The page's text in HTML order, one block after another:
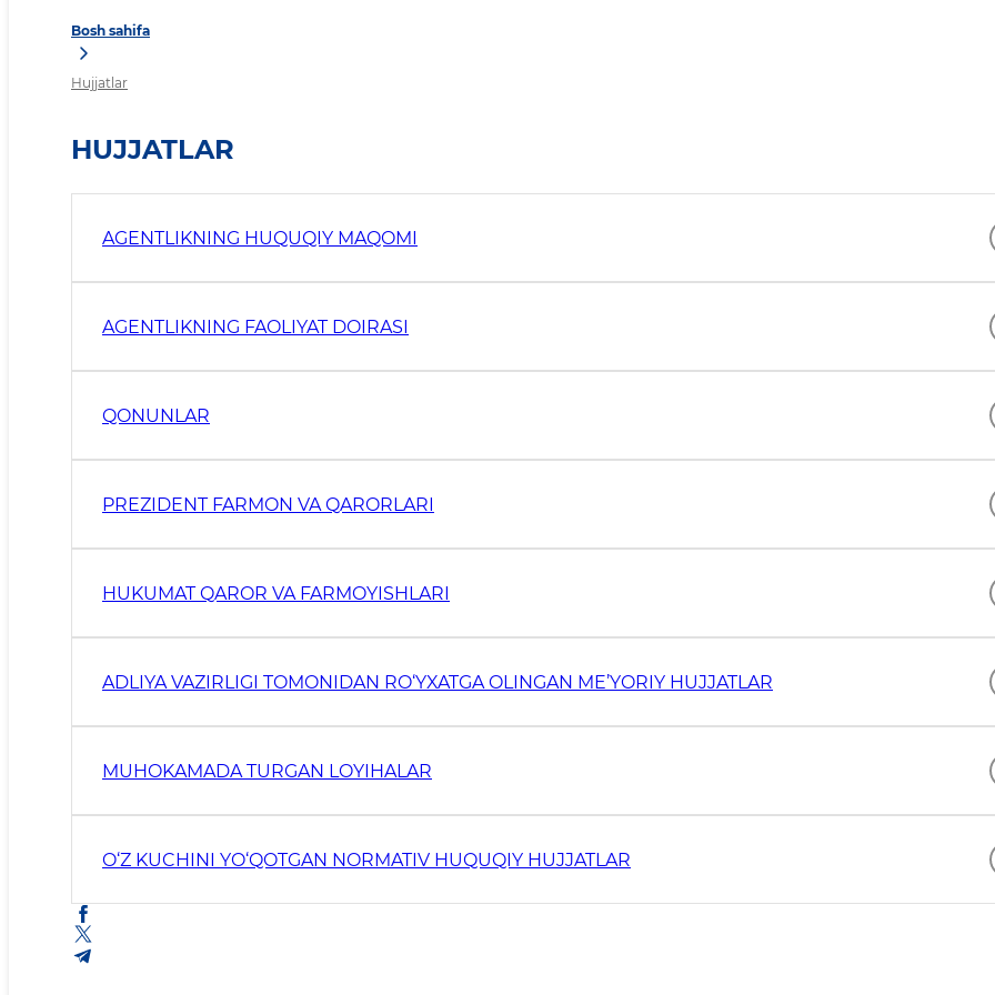
Bosh sahifa
Hujjatlar
HUJJATLAR
AGENTLIKNING HUQUQIY MAQOMI
AGENTLIKNING FAOLIYAT DOIRASI
QONUNLAR
PREZIDENT FARMON VA QARORLARI
HUKUMAT QAROR VA FARMOYISHLARI
ADLIYA VAZIRLIGI TOMONIDAN RO‘YXATGA OLINGAN ME’YORIY HUJJATLAR
MUHOKAMADA TURGAN LOYIHALAR
O‘Z KUCHINI YO‘QOTGAN NORMATIV HUQUQIY HUJJATLAR